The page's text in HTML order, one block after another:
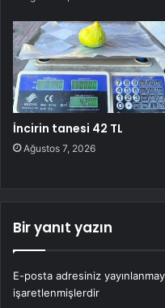
İncirin tanesi 42 TL
Ağustos 7, 2026
Bir yanıt yazın
E-posta adresiniz
işaretlenmişlerdir